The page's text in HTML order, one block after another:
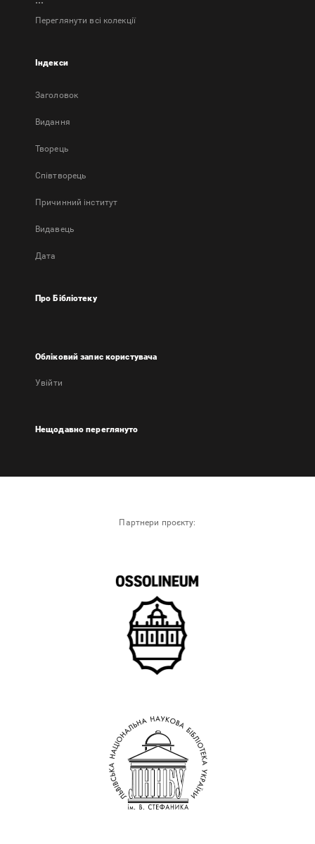
Переглянути всі колекції
Індекси
Заголовок
Bидання
Творець
Співтворець
Причинний інститут
Видавець
Дата
Про Бібліотеку
Обліковий запис користувача
Увійти
Нещодавно переглянуто
Партнери проєкту: